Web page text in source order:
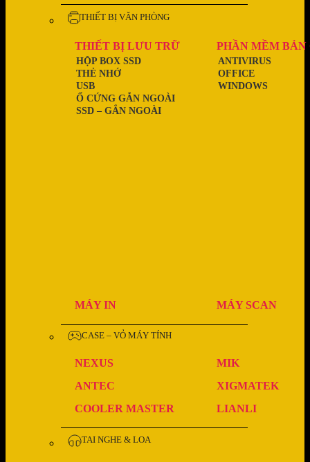
THIẾT BỊ VĂN PHÒNG
THIẾT BỊ LƯU TRỮ
SSD – GẮN NGOÀI
Ổ CỨNG GẮN NGOÀI
USB
THẺ NHỚ
HỘP BOX SSD
PHẦN MỀM BẢN
WINDOWS
OFFICE
ANTIVIRUS
MÁY IN MÁY SCAN
CASE – VỎ MÁY TÍNH
NEXUS
MIK
ANTEC
XIGMATEK
COOLER MASTER
LIANLI
TAI NGHE & LOA